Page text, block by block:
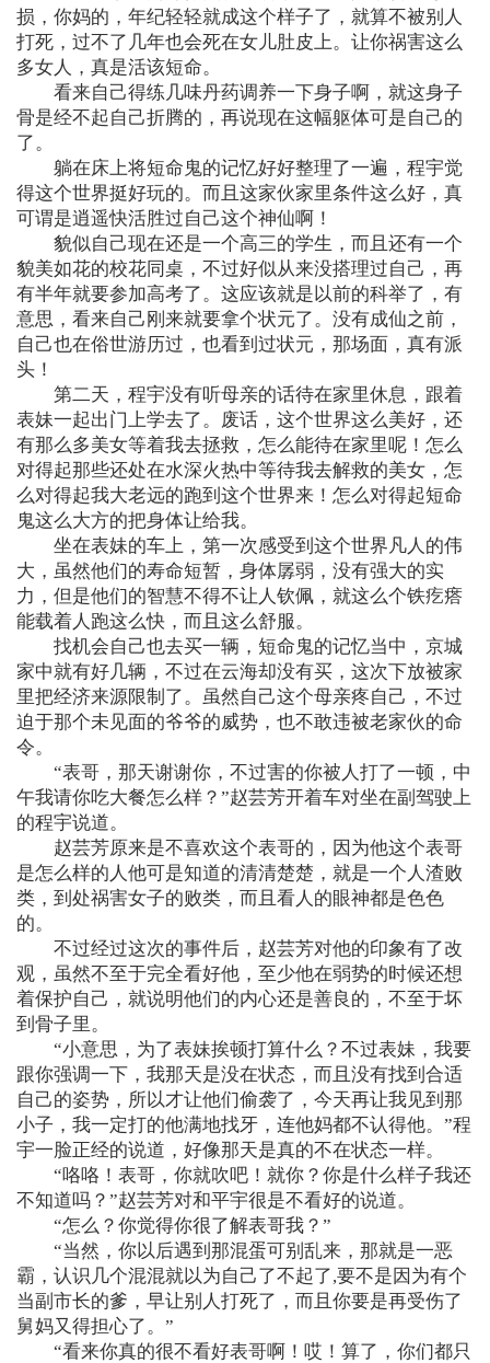
损，你妈的，年纪轻轻就成这个样子了，就算不被别人
打死，过不了几年也会死在女儿肚皮上。让你祸害这么
多女人，真是活该短命。
看来自己得练几味丹药调养一下身子啊，就这身子
骨是经不起自己折腾的，再说现在这幅躯体可是自己的
了。
躺在床上将短命鬼的记忆好好整理了一遍，程宇觉
得这个世界挺好玩的。而且这家伙家里条件这么好，真
可谓是逍遥快活胜过自己这个神仙啊！
貌似自己现在还是一个高三的学生，而且还有一个
貌美如花的校花同桌，不过好似从来没搭理过自己，再
有半年就要参加高考了。这应该就是以前的科举了，有
意思，看来自己刚来就要拿个状元了。没有成仙之前，
自己也在俗世游历过，也看到过状元，那场面，真有派
头！
第二天，程宇没有听母亲的话待在家里休息，跟着
表妹一起出门上学去了。废话，这个世界这么美好，还
有那么多美女等着我去拯救，怎么能待在家里呢！怎么
对得起那些还处在水深火热中等待我去解救的美女，怎
么对得起我大老远的跑到这个世界来！怎么对得起短命
鬼这么大方的把身体让给我。
坐在表妹的车上，第一次感受到这个世界凡人的伟
大，虽然他们的寿命短暂，身体孱弱，没有强大的实
力，但是他们的智慧不得不让人钦佩，就这么个铁疙瘩
能载着人跑这么快，而且这么舒服。
找机会自己也去买一辆，短命鬼的记忆当中，京城
家中就有好几辆，不过在云海却没有买，这次下放被家
里把经济来源限制了。虽然自己这个母亲疼自己，不过
迫于那个未见面的爷爷的威势，也不敢违被老家伙的命
令。
“表哥，那天谢谢你，不过害的你被人打了一顿，中
午我请你吃大餐怎么样？”赵芸芳开着车对坐在副驾驶上
的程宇说道。
赵芸芳原来是不喜欢这个表哥的，因为他这个表哥
是怎么样的人他可是知道的清清楚楚，就是一个人渣败
类，到处祸害女子的败类，而且看人的眼神都是色色
的。
不过经过这次的事件后，赵芸芳对他的印象有了改
观，虽然不至于完全看好他，至少他在弱势的时候还想
着保护自己，就说明他们的内心还是善良的，不至于坏
到骨子里。
“小意思，为了表妹挨顿打算什么？不过表妹，我要
跟你强调一下，我那天是没在状态，而且没有找到合适
自己的姿势，所以才让他们偷袭了，今天再让我见到那
小子，我一定打的他满地找牙，连他妈都不认得他。”程
宇一脸正经的说道，好像那天是真的不在状态一样。
“咯咯！表哥，你就吹吧！就你？你是什么样子我还
不知道吗？”赵芸芳对和平宇很是不看好的说道。
“怎么？你觉得你很了解表哥我？”
“当然，你以后遇到那混蛋可别乱来，那就是一恶
霸，认识几个混混就以为自己了不起了,要不是因为有个
当副市长的爹，早让别人打死了，而且你要是再受伤了
舅妈又得担心了。”
“看来你真的很不看好表哥啊！哎！算了，你们都只